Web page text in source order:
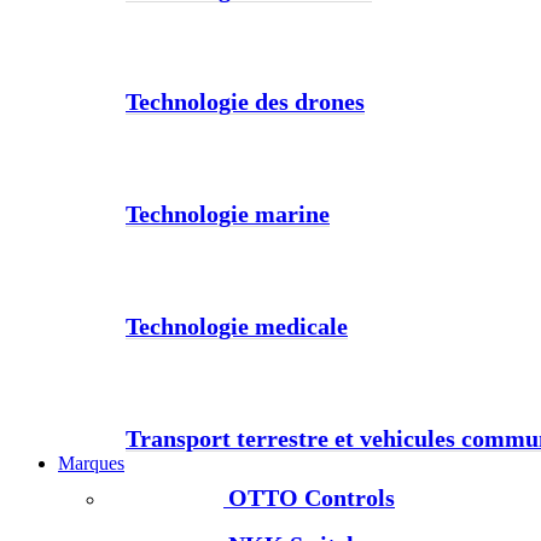
Technologie des drones
Technologie marine
Technologie medicale
Transport terrestre et vehicules
Marques
OTTO Controls